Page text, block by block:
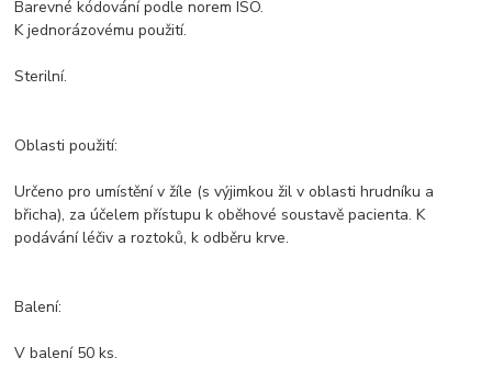
Barevné kódování podle norem ISO.
K jednorázovému použití.
Sterilní.
Oblasti použití:
Určeno pro umístění v žíle (s výjimkou žil v oblasti hrudníku a
břicha), za účelem přístupu k oběhové soustavě pacienta. K
podávání léčiv a roztoků, k odběru krve.
Balení:
V balení 50 ks.